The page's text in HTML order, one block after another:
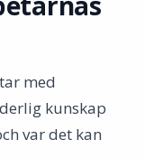
med
kunskap
var det kan